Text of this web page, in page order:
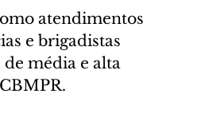
atendimentos
e brigadistas
de média e alta